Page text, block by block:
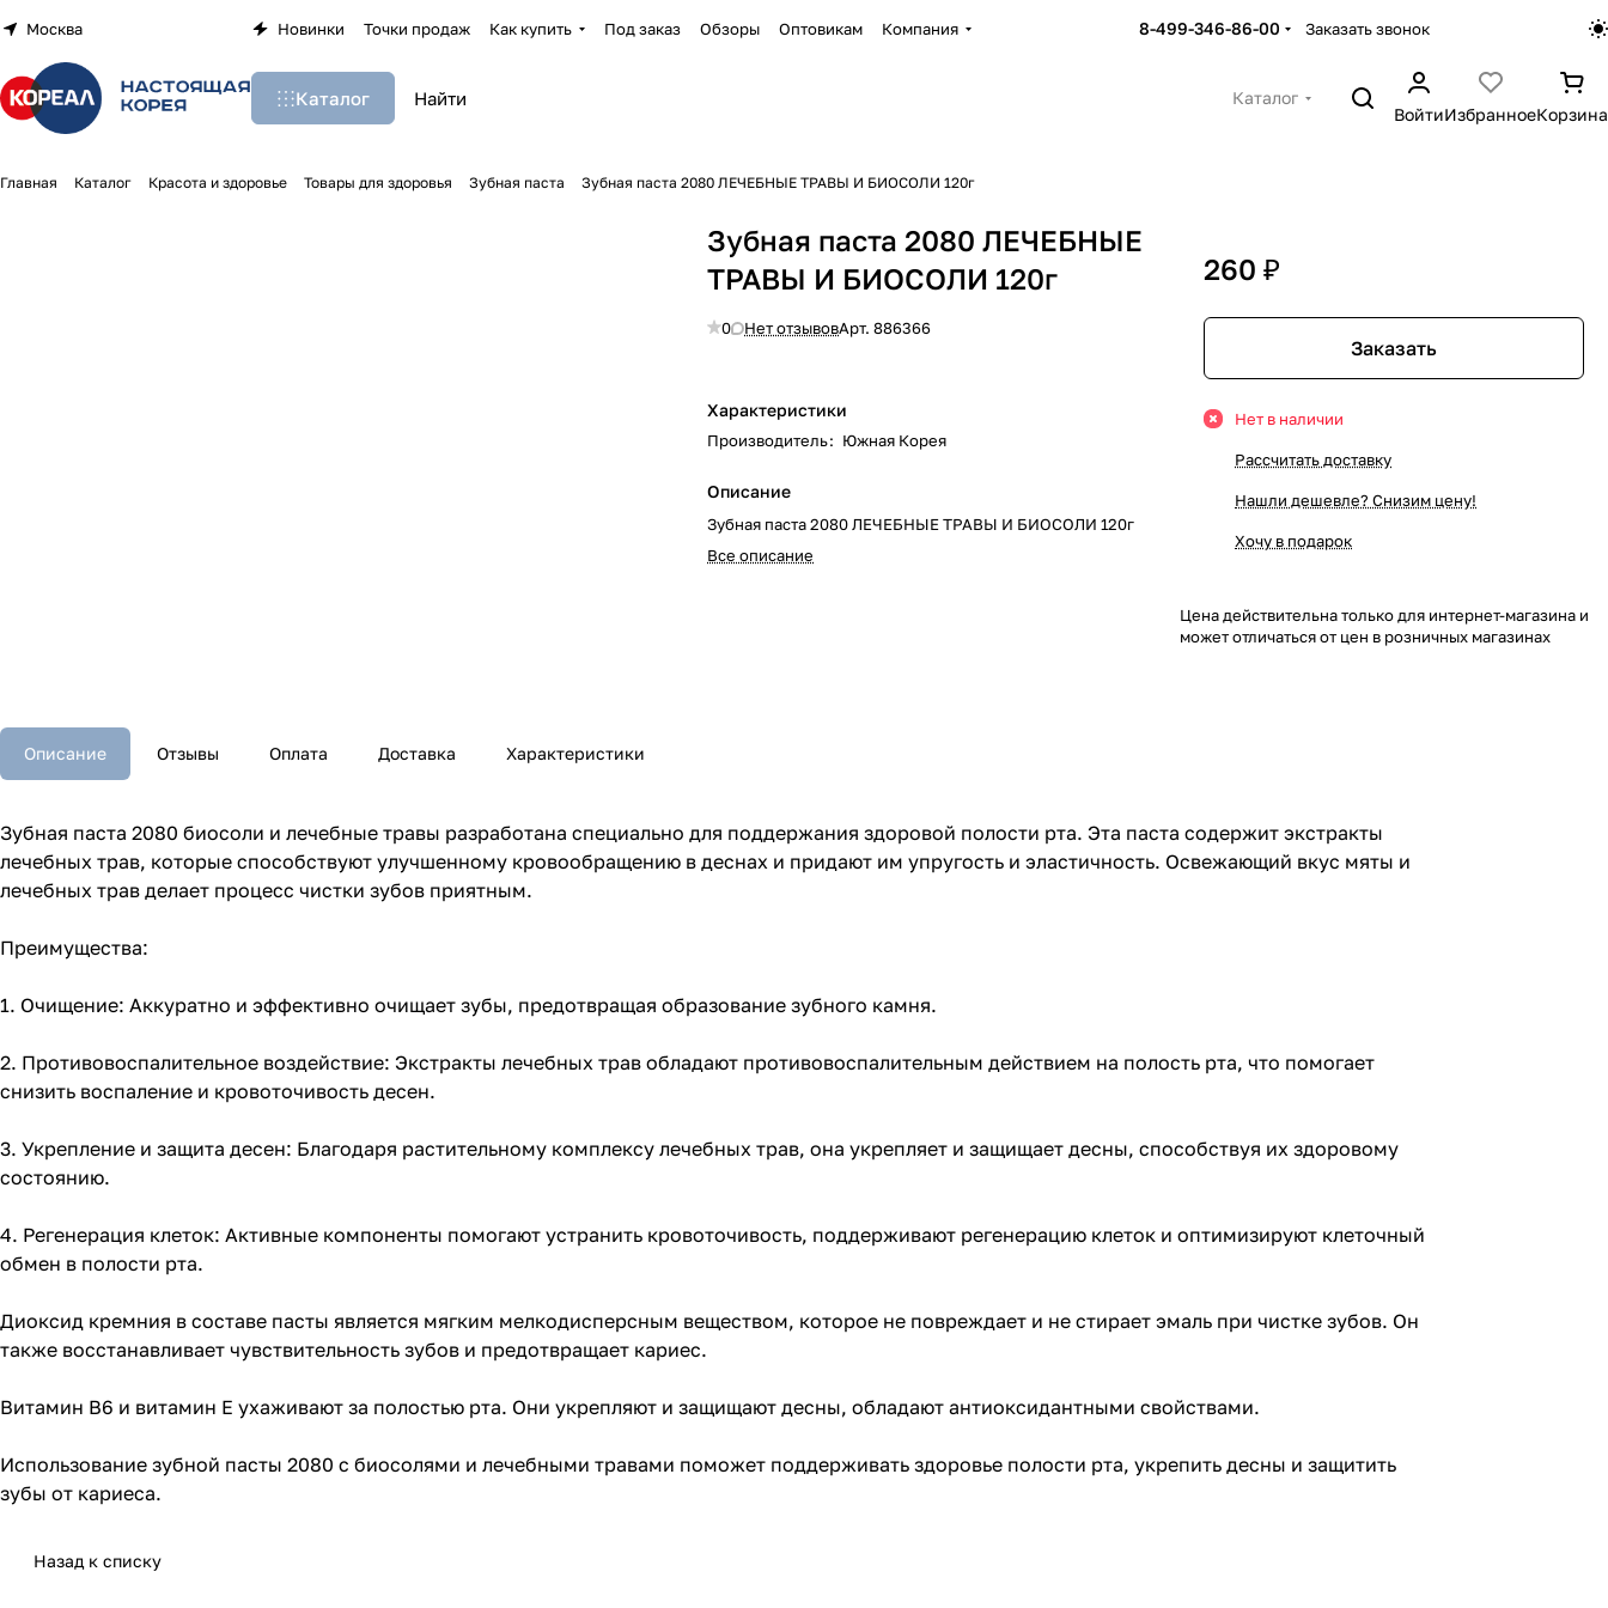
Москва Новинки Точки продаж Как купить Под заказ Обзоры Оптовикам Компания 8-499-346-86-00 Заказать звонок
Каталог
Каталог
ВойтиИзбранноеКорзина
Главная Каталог Красота и здоровье Товары для здоровья Зубная паста Зубная паста 2080 ЛЕЧЕБНЫЕ ТРАВЫ И БИОСОЛИ 120г
Зубная паста 2080 ЛЕЧЕБНЫЕ
ТРАВЫ И БИОСОЛИ 120г
0 Нет отзывовАрт.886366
Характеристики
Производитель: Южная Корея
Описание
Зубная паста 2080 ЛЕЧЕБНЫЕ ТРАВЫ И БИОСОЛИ 120г
Все описание
260 ₽
Заказать
Нет в наличии
Рассчитать доставку
Нашли дешевле? Снизим цену!
Хочу в подарок
Цена действительна только для интернет-магазина и
может отличаться от цен в розничных магазинах
Описание Отзывы Оплата Доставка Характеристики
Зубная паста 2080 биосоли и лечебные травы разработана специально для поддержания здоровой полости рта. Эта паста содержит экстракты
лечебных трав, которые способствуют улучшенному кровообращению в деснах и придают им упругость и эластичность. Освежающий вкус мяты и
лечебных трав делает процесс чистки зубов приятным.
Преимущества:
1. Очищение: Аккуратно и эффективно очищает зубы, предотвращая образование зубного камня.
2. Противовоспалительное воздействие: Экстракты лечебных трав обладают противовоспалительным действием на полость рта, что помогает
снизить воспаление и кровоточивость десен.
3. Укрепление и защита десен: Благодаря растительному комплексу лечебных трав, она укрепляет и защищает десны, способствуя их здоровому
состоянию.
4. Регенерация клеток: Активные компоненты помогают устранить кровоточивость, поддерживают регенерацию клеток и оптимизируют клеточный
обмен в полости рта.
Диоксид кремния в составе пасты является мягким мелкодисперсным веществом, которое не повреждает и не стирает эмаль при чистке зубов. Он
также восстанавливает чувствительность зубов и предотвращает кариес.
Витамин B6 и витамин E ухаживают за полостью рта. Они укрепляют и защищают десны, обладают антиоксидантными свойствами.
Использование зубной пасты 2080 с биосолями и лечебными травами поможет поддерживать здоровье полости рта, укрепить десны и защитить
зубы от кариеса.
Назад к списку